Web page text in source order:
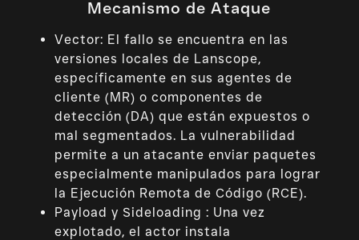
Mecanismo de Ataque
Vector: El fallo se encuentra en las
versiones locales de Lanscope,
específicamente en sus agentes de
cliente (MR) o componentes de
detección (DA) que están expuestos o
mal segmentados. La vulnerabilidad
permite a un atacante enviar paquetes
especialmente manipulados para lograr
la Ejecución Remota de Código (RCE).
Payload y Sideloading : Una vez
explotado, el actor instala